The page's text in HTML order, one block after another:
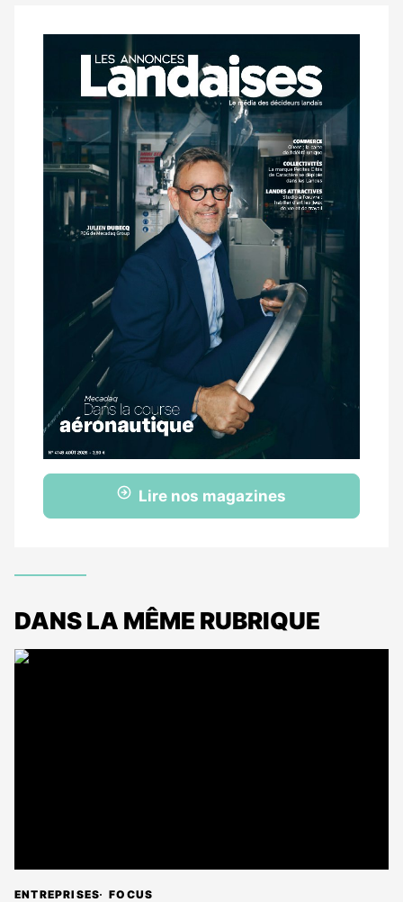
aux
abonnés
Notre
dernier
magazine
Lire nos magazines
DANS LA MÊME RUBRIQUE
ENTREPRISES FOCUS